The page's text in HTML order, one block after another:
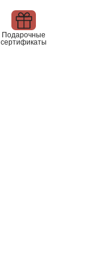
Подарочные
сертификаты